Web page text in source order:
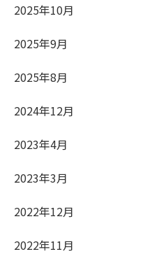
2025年10月
2025年9月
2025年8月
2024年12月
2023年4月
2023年3月
2022年12月
2022年11月